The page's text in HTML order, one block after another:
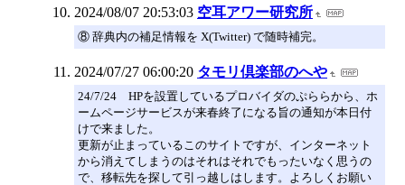
2024/08/07 20:53:03 空耳アワー研究所
⑧ 辞典内の補足情報を X(Twitter) で随時補完。
2024/07/27 06:00:20 タモリ倶楽部のへや
24/7/24 HPを設置しているプロバイダのぷららから、ホ
ームページサービスが来春終了になる旨の通知が本日付
けで来ました。
更新が止まっているこのサイトですが、インターネット
から消えてしまうのはそれはそれでもったいなく思うの
で、移転先を探して引っ越しはします。よろしくお願い